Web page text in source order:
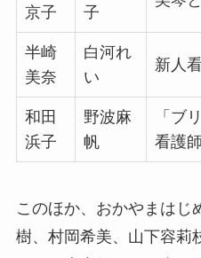
京子
子
半崎
美奈
白河れ
い
新人
和田
浜子
野波麻
帆
「ブ
看護
このほか、おかやまはじ
樹、村岡希美、山下容莉